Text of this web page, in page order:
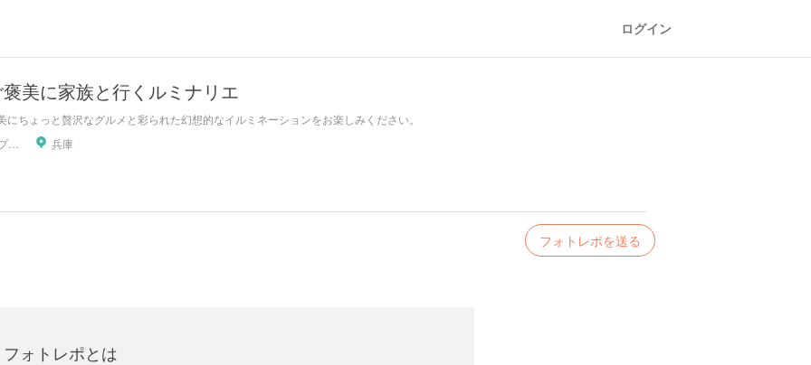
ログイン
美に家族と行くルミナリエ
にちょっと贅沢なグルメと彩られた幻想的なイルミネーションをお楽しみください。
兵庫
フォトレポを送る
フォトレポとは